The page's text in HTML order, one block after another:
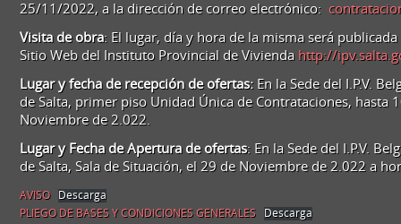
25/11/2022, a la dirección de correo electrónico:
Visita de obra: El lugar, día y hora de la misma será
Sitio Web del Instituto Provincial de Vivienda http://
Lugar y fecha de recepción de ofertas:En la Sede del I.P.V.
de Salta, primer piso Unidad Única de Contrataciones, hasta
Noviembre de 2.022.
Lugar y Fecha de Apertura de ofertas: En la Sede del I.P.V.
de Salta, Sala de Situación, el 29 de Noviembre de 2.022 a
AVISO
Descarga
PLIEGO DE BASES Y CONDICIONES GENERALES
Descarga